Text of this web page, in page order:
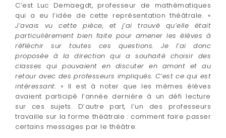
C’est Luc Demaegdt, professeur de mathématiques
qui a eu l’idée de cette représentation théâtrale. «
J’avais vu cette pièce, et j’ai trouvé qu’elle était
particulièrement bien faite pour amener les élèves à
réfléchir sur toutes ces questions. Je l’ai donc
proposée à la direction qui a souhaité choisir des
classes qui pouvaient en discuter en amont et au
retour avec des professeurs impliqués. C’est ce qui est
intéressant. » Il est à noter que les mêmes élèves
avaient participé l’année dernière à un défi lecture
sur ces sujets. D’autre part, l’un des professeurs
travaille sur la forme théâtrale : comment faire passer
certains messages par le théâtre.